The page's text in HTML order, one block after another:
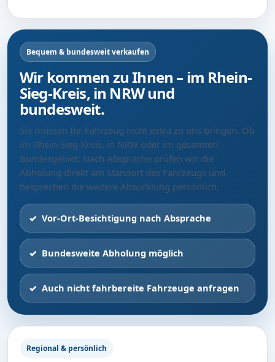
Bequem & bundesweit verkaufen
Wir kommen zu Ihnen – im Rhein-
Sieg-Kreis, in NRW und
bundesweit.
Sie müssen Ihr Fahrzeug nicht extra zu uns bringen. Ob
im Rhein-Sieg-Kreis, in NRW oder im gesamten
Bundesgebiet: Nach Absprache prüfen wir die
Abholung direkt am Standort des Fahrzeugs und
besprechen die weitere Abwicklung persönlich.
Vor-Ort-Besichtigung nach Absprache
Bundesweite Abholung möglich
Auch nicht fahrbereite Fahrzeuge anfragen
Regional & persönlich